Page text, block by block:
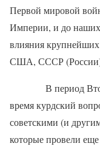
Первой мировой
Империи, и до
влияния
США, СССР
В период
время курдский
советскими (и
которые провели